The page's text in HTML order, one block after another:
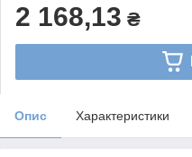
2 168,13 ₴
Опис Характеристики